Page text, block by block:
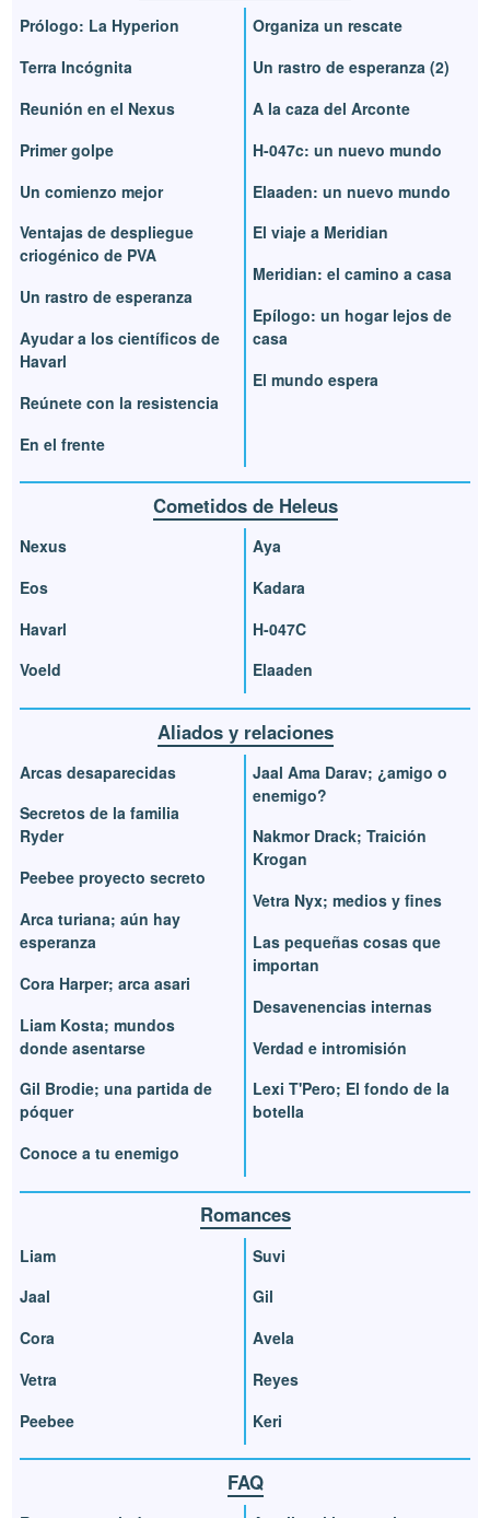
Prólogo: La Hyperion
Terra Incógnita
Reunión en el Nexus
Primer golpe
Un comienzo mejor
Ventajas de despliegue
criogénico de PVA
Un rastro de esperanza
Ayudar a los científicos de
Havarl
Reúnete con la resistencia
En el frente
Organiza un rescate
Un rastro de esperanza (2)
A la caza del Arconte
H-047c: un nuevo mundo
Elaaden: un nuevo mundo
El viaje a Meridian
Meridian: el camino a casa
Epílogo: un hogar lejos de
casa
El mundo espera
Cometidos de Heleus
Nexus
Eos
Havarl
Voeld
Aya
Kadara
H-047C
Elaaden
Aliados y relaciones
Arcas desaparecidas
Secretos de la familia
Ryder
Peebee proyecto secreto
Arca turiana; aún hay
esperanza
Cora Harper; arca asari
Liam Kosta; mundos
donde asentarse
Gil Brodie; una partida de
póquer
Conoce a tu enemigo
Jaal Ama Darav; ¿amigo o
enemigo?
Nakmor Drack; Traición
Krogan
Vetra Nyx; medios y fines
Las pequeñas cosas que
importan
Desavenencias internas
Verdad e intromisión
Lexi T'Pero; El fondo de la
botella
Romances
Liam
Jaal
Cora
Vetra
Peebee
Suvi
Gil
Avela
Reyes
Keri
FAQ